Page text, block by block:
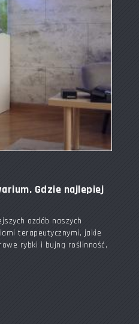
Gdzie najlepiej
ozdób naszych
terapeutycznymi, jakie
rybki i bujną roślinność,